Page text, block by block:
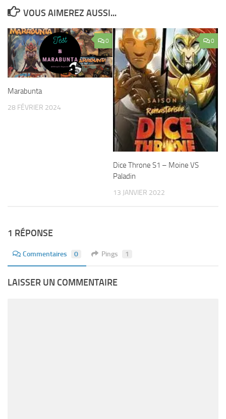
VOUS AIMEREZ AUSSI...
0
Marabunta
28 FÉVRIER 2024
0
Dice Throne S1 – Moine VS
Paladin
13 JANVIER 2022
1 RÉPONSE
Commentaires 0 Pings 1
LAISSER UN COMMENTAIRE